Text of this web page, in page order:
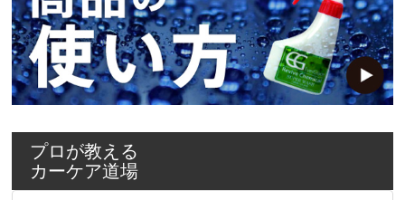
プロが教える
カーケア道場